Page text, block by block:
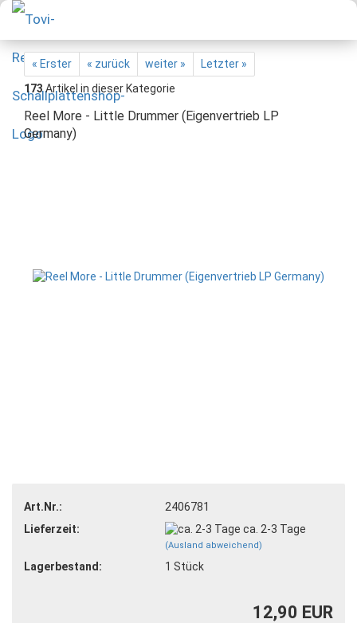
« Erster « zurück weiter »
Letzter »
173Artikel in dieser Kategorie
Reel More - Little Drummer (Eigenvertrieb LP
Germany)
Art.Nr.:
2406781
Lieferzeit:
ca. 2-3 Tage
(Ausland abweichend)
Lagerbestand: 1 Stück
12,90 EUR